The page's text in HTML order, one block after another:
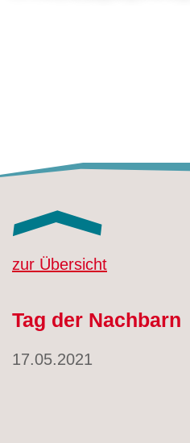
zur Übersicht
Tag der Nachbarn
17.05.2021